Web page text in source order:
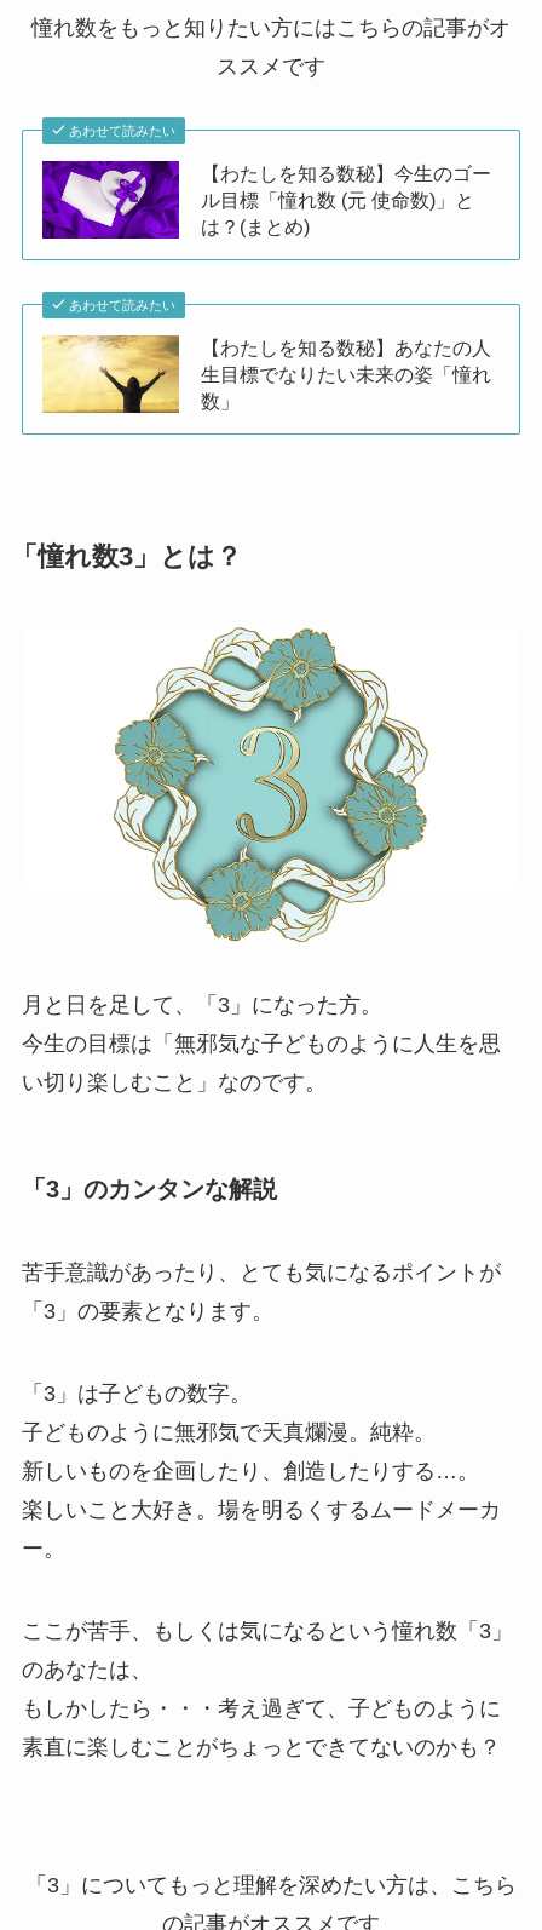
憧れ数をもっと知りたい方にはこちらの記事がオ
ススメです
あわせて読みたい
【わたしを知る数秘】今生のゴー
ル目標「憧れ数 (元 使命数)」と
は？(まとめ)
あわせて読みたい
【わたしを知る数秘】あなたの人
生目標でなりたい未来の姿「憧れ
数」
「憧れ数3」とは？
月と日を足して、「3」になった方。
今生の目標は「無邪気な子どものように人生を思
い切り楽しむこと」なのです。
「3」のカンタンな解説
苦手意識があったり、とても気になるポイントが
「3」の要素となります。
「3」は子どもの数字。
子どものように無邪気で天真爛漫。純粋。
新しいものを企画したり、創造したりする…。
楽しいこと大好き。場を明るくするムードメーカ
ー。
ここが苦手、もしくは気になるという憧れ数「3」
のあなたは、
もしかしたら・・・考え過ぎて、子どものように
素直に楽しむことがちょっとできてないのかも？
「3」についてもっと理解を深めたい方は、こちら
の記事がオススメです